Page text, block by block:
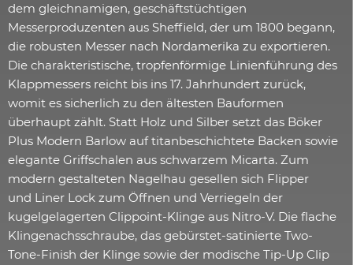
dem gleichnamigen, geschäftstüchtigen
Messerproduzenten aus Sheffield, der um 1800 begann,
die robusten Messer nach Nordamerika zu exportieren.
Die charakteristische, tropfenförmige Linienführung des
Klappmessers reicht bis ins 17. Jahrhundert zurück,
womit es sicherlich zu den ältesten Bauformen
überhaupt zählt. Statt Holz und Silber setzt das Böker
Plus Modern Barlow auf titanbeschichtete Backen sowie
elegante Griffschalen aus schwarzem Micarta. Zum
modern gestalteten Nagelhau gesellen sich Flipper
und Liner Lock zum Öffnen und Verriegeln der
kugelgelagerten Clippoint-Klinge aus Nitro-V. Die flache
Klingenachsschraube, das gebürstet-satinierte Two-
Tone-Finish der Klinge sowie der modische Tip-Up Clip